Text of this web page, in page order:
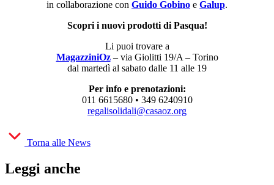
in collaborazione con Guido Gobino e Galup.
Scopri i nuovi prodotti di Pasqua!
Li puoi trovare a
MagazziniOz– via Giolitti 19/A – Torino
dal martedì al sabato dalle 11 alle 19
Per info e prenotazioni:
011 6615680 • 349 6240910
regalisolidali@casaoz.org
Torna alle News
Leggi anche